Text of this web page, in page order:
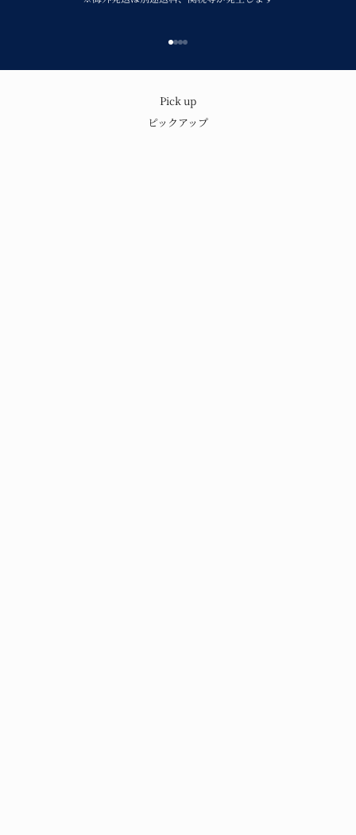
I18n Error: Missing interpolation
I18n Error: Missing interpolation
I18n Error: Missing interpolation
I18n Error: Missing interpolation
Pick up
ピックアップ